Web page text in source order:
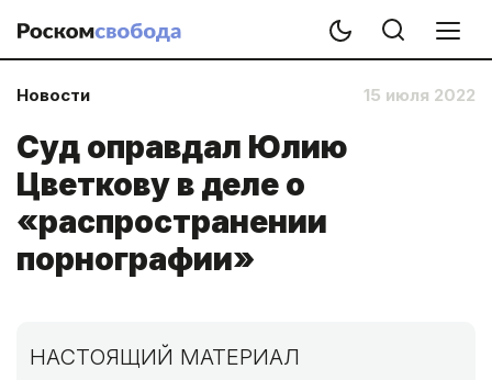
Новости 15 июля 2022
Суд оправдал Юлию
Цветкову в деле о
«распространении
порнографии»
НАСТОЯЩИЙ МАТЕРИАЛ